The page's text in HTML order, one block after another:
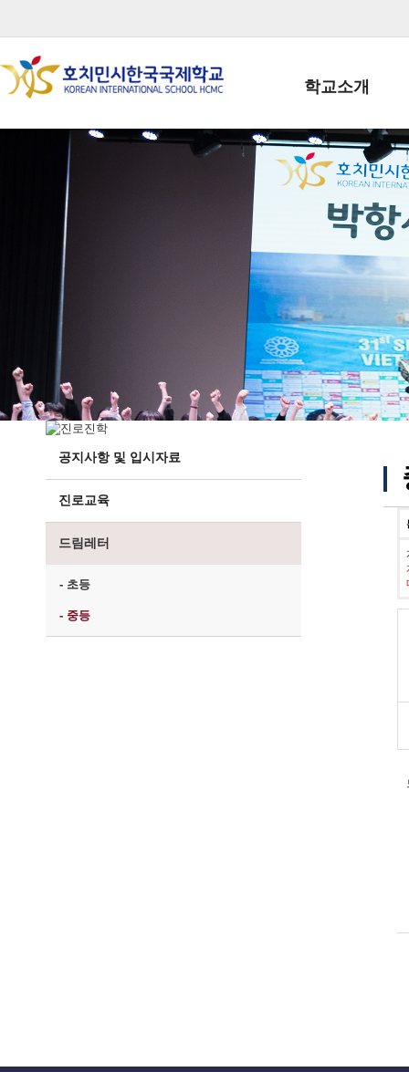
학교소개
학교장인사말
학생회장인사말
학교상징
학교 CI
교직원현황
학생현황
위치/전화
전경사진
공지사항 및 입시자료
진로교육
드림레터
- 초등
- 중등